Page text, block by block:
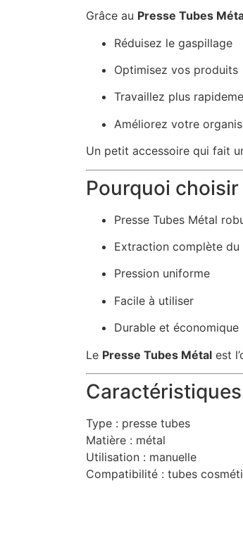
Grâce au Presse Tubes
Réduisez le gaspillage
Optimisez vos produits
Travaillez plus
Améliorez votre
Un petit accessoire qui fait
Pourquoi choisir
Presse Tubes Métal
Extraction complète
Pression uniforme
Facile à utiliser
Durable et économique
Le Presse Tubes Métal est
Type : presse tubes
Matière : métal
Utilisation : manuelle
Compatibilité : tubes